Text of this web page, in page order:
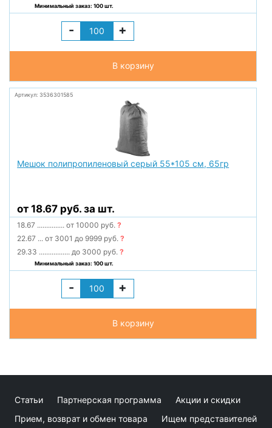
Минимальный заказ: 100 шт.
- +
В корзину
Артикул: 3536301585
Мешок полипропиленовый серый 55*105 см, 65гр
от 18.67 руб. за шт.
18.67 ............... от 10000 руб.?
22.67 ... от 3001 до 9999 руб.?
29.33 ................. до 3000 руб.?
Минимальный заказ: 100 шт.
- +
В корзину
Статьи Партнерская программа
Акции и скидки
Прием, возврат и обмен товара
Ищем представителей